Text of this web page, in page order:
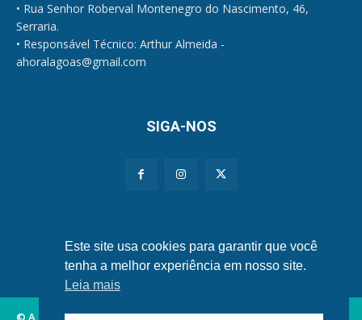
• Rua Senhor Roberval Montenegro do Nascimento, 46,
Serraria.
• Responsável Técnico: Arthur Almeida -
ahoralagoas@gmail.com
SIGA-NOS
© A Hora Alagoas.
Este site usa cookies para garantir que você
tenha a melhor experiência em nosso site.
Leia mais